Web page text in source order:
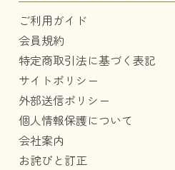
ご利用ガイド
会員規約
特定商取引法に基づく表記
サイトポリシー
外部送信ポリシー
個人情報保護について
会社案内
お詫びと訂正